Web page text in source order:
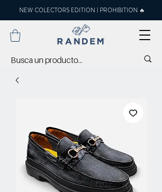
NEW COLECTORS EDITION | PROHIBITION 🔥